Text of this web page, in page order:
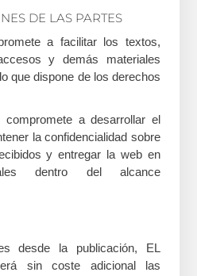
DE LAS PARTES
a facilitar los textos,
y demás materiales
que dispone de los derechos
compromete a desarrollar el
la confidencialidad sobre
y entregar la web en
dentro del alcance
desde la publicación, EL
sin coste adicional las